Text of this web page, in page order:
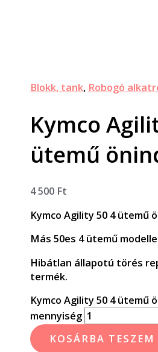
Blokk, tank, Robogó
Kymco
ütemű
4 500 Ft
Kymco Agility 50 4 ütemű
Más 50es 4 ütemű
Hibátlan állapotú törés
termék.
Kymco Agility 50 4 ütemű
mennyiség
KOSÁRBA TESZEM